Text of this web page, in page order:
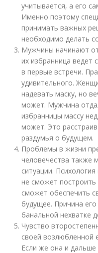
учитывается, а его
Именно поэтому
принимать важных
необходимо делать
Мужчины начинают
их избранница ведет
в первые встречи.
удивительного.
надевать маску, но
может. Мужчина
избранницы массу
может. Это
раздумья о будущем.
Проблемы в жизни
человечества также
ситуации.
не сможет построить
сможет обеспечить
будущее. Причина
банальной нехватке
Чувство
своей возлюбленной
Если же она и